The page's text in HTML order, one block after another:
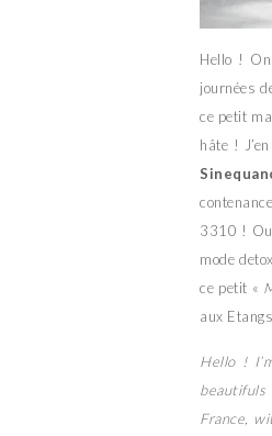
Hello !
journées
ce petit
hâte !
3310 !
mode
ce petit «
aux
Hello !
France,